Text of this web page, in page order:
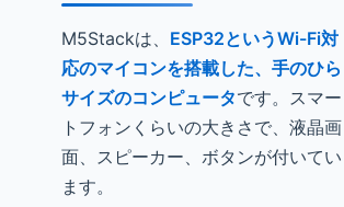
M5Stackは、 ESP32というWi-Fi対
応のマイコンを搭載した、手のひら
サイズのコンピュータです。スマー
トフォンくらいの大きさで、液晶画
面、スピーカー、ボタンが付いてい
ます。